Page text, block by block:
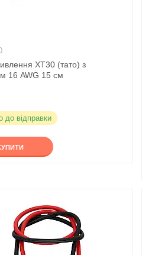
XT30 (тато) з
16 AWG 15 см
до відправки